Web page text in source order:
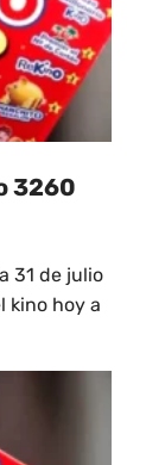
3260
31 de julio
kino hoy a